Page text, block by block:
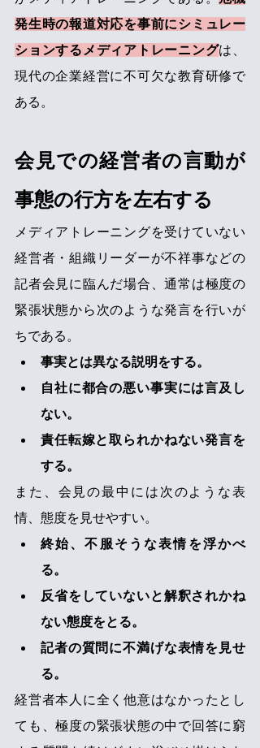
発生時の報道対応を事前にシミュレー
ションするメディアトレーニングは、
現代の企業経営に不可欠な教育研修で
ある。
会見での経営者の言動が
事態の行方を左右する
メディアトレーニングを受けていない
経営者・組織リーダーが不祥事などの
記者会見に臨んだ場合、通常は極度の
緊張状態から次のような発言を行いが
ちである。
事実とは異なる説明をする。
自社に都合の悪い事実には言及し
ない。
責任転嫁と取られかねない発言を
する。
また、会見の最中には次のような表
情、態度を見せやすい。
終始、不服そうな表情を浮かべ
る。
反省をしていないと解釈されかね
ない態度をとる。
記者の質問に不満げな表情を見せ
る。
経営者本人に全く他意はなかったとし
ても、極度の緊張状態の中で回答に窮